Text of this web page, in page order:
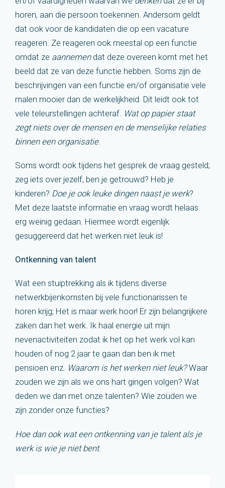
horen, aan die persoon toekennen. Andersom geldt
dat ook voor de kandidaten die op een vacature
reageren. Ze reageren ook meestal op een functie
omdat ze aannemendat deze overeen komt met het
beeld dat ze van deze functie hebben. Soms zijn de
beschrijvingen van een functie en/of organisatie vele
malen mooier dan de werkelijkheid. Dit leidt ook tot
vele teleurstellingen achteraf. Wat op papier staat
zegt niets over de mensen en de menselijke relaties
binnen een organisatie.
Soms wordt ook tijdens het gesprek de vraag gesteld;
zeg iets over jezelf, ben je getrouwd? Heb je
kinderen? Doe je ook leuke dingen naast je werk?
Met deze laatste informatie en vraag wordt helaas
erg weinig gedaan. Hiermee wordt eigenlijk
gesuggereerd dat het werken niet leuk is!
Ontkenning van talent
Wat een stuiptrekking als ik tijdens diverse
netwerkbijenkomsten bij vele functionarissen te
horen krijg; Het is maar werk hoor! Er zijn belangrijkere
zaken dan het werk. Ik haal energie uit mijn
nevenactiviteiten zodat ik het op het werk vol kan
houden of nog 2 jaar te gaan dan ben ik met
pensioen enz. Waarom is het werken niet leuk?Waar
zouden we zijn als we ons hart gingen volgen? Wat
deden we dan met onze talenten? Wie zouden we
zijn zonder onze functies?
Hoe dan ook wat een ontkenning van je talent als je
werk is wie je niet bent.